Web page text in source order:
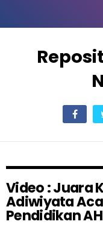
Video : Juara
Adiwiyata
Pendidikan